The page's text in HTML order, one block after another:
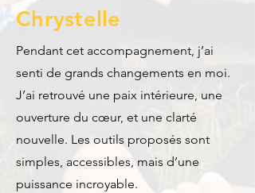
Chrystelle
Pendant cet accompagnement, j’ai
senti de grands changements en moi.
J’ai retrouvé une paix intérieure, une
ouverture du cœur, et une clarté
nouvelle. Les outils proposés sont
simples, accessibles, mais d’une
puissance incroyable.